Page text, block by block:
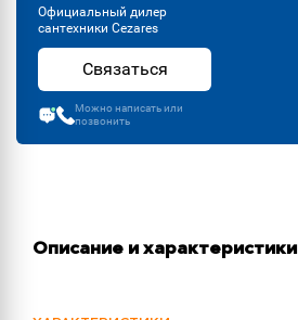
Официальный дилер
сантехники Cezares
Связаться
Можно написать или
позвонить
Описание и характеристики